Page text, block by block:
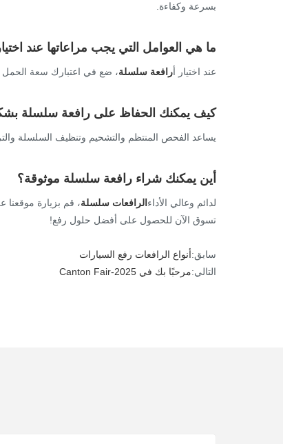
بسرعة وكفاءة.
ما هي العوامل التي يجب مراعاتها عند
عند اختيار أرافعة سلسلة، ضع في اعتبارك سعة الحمل ،
كيف يمكنك الحفاظ على رافعة سلسلة
يساعد الفحص المنتظم والتشحيم وتنظيف السلسلة
أين يمكنك شراء رافعة سلسلة موثوقة؟
لدائم وعالي الأداء الرافعات سلسلة، قم بزيارة موقعنا
تسوق الآن للحصول على أفضل حلول رفع!
سابق:أنواع الرافعات رفع السيارات
التالي:مرحبًا بك في Canton Fair-2025